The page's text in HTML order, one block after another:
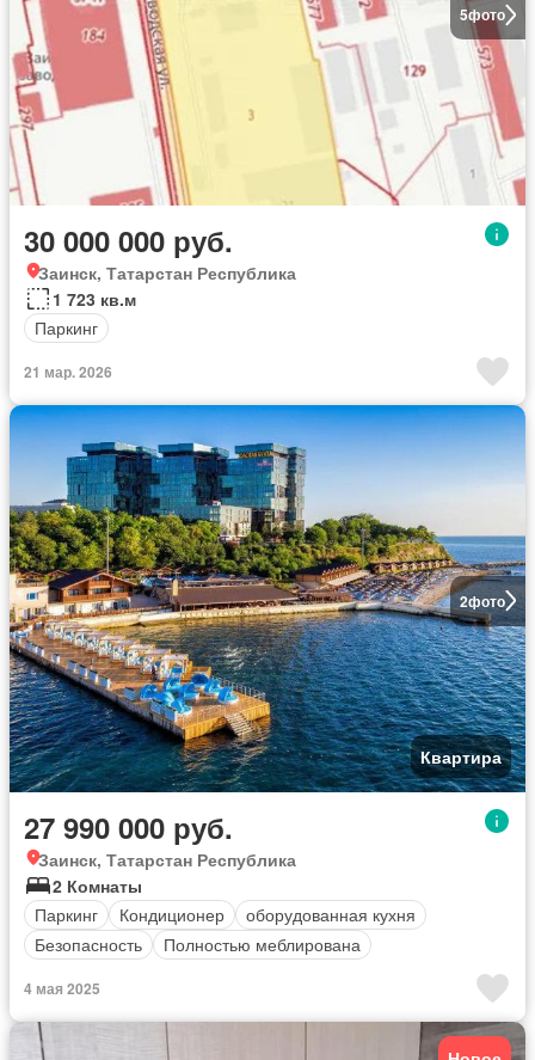
5фото
30 000 000 руб.
Заинск, Татарстан Республика
1 723 кв.м
Паркинг
21 мар. 2026
2фото
Квартира
27 990 000 руб.
Заинск, Татарстан Республика
2 Комнаты
Паркинг
Кондиционер
оборудованная кухня
Безопасность
Полностью меблирована
4 мая 2025